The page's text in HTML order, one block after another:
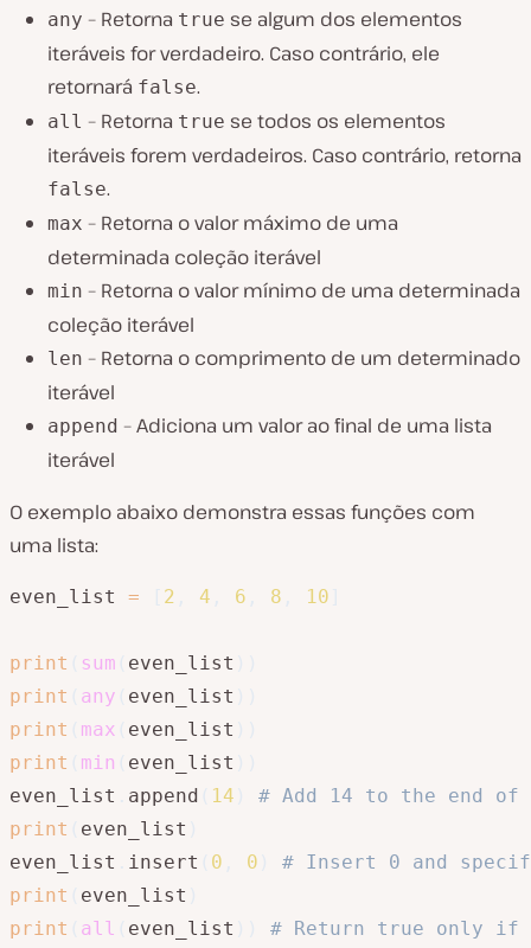
any – Retorna true se algum dos elementos
iteráveis for verdadeiro. Caso contrário, ele
retornará false.
all – Retorna true se todos os elementos
iteráveis forem verdadeiros. Caso contrário, retorna
false.
max – Retorna o valor máximo de uma
determinada coleção iterável
min – Retorna o valor mínimo de uma determinada
coleção iterável
len – Retorna o comprimento de um determinado
iterável
append – Adiciona um valor ao final de uma lista
iterável
O exemplo abaixo demonstra essas funções com
uma lista:
even_list = 2 4 6 8 10
print sum even_list
print
any even_list
print
max even_list
print
min even_list
even_list
append 14
# Add 14 to the end
print
even_list
even_list
insert 0 0
# Insert 0 and
print
even_list
print
all even_list
# Return true only if